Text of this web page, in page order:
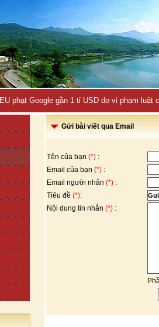
EU phạt Google gần 1 tỉ USD do vi phạm luật
Gửi bài viết qua Email
Tên của bạn (*) :
Email của bạn (*) :
Email người nhận (*) :
Tiêu đề (*):
Nội dung tin nhắn (*) :